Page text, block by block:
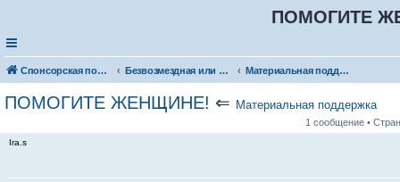
ПОМОГИТЕ
Спонсорская помощь. Разместите своё объявление в соответствующей рубрике Безвозмездная или условно-безвозмездная помощь Материальная поддержка
ПОМОГИТЕ ЖЕНЩИНЕ! ⇐ Материальная поддержка
1 сообщение •
Ira.s